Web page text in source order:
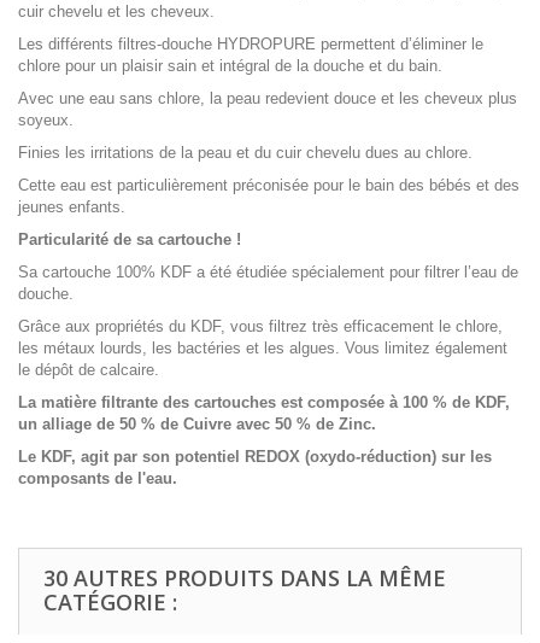
cuir chevelu et les cheveux.
Les différents filtres-douche HYDROPURE permettent d’éliminer le
chlore pour un plaisir sain et intégral de la douche et du bain.
Avec une eau sans chlore, la peau redevient douce et les cheveux plus
soyeux.
Finies les irritations de la peau et du cuir chevelu dues au chlore.
Cette eau est particulièrement préconisée pour le bain des bébés et des
jeunes enfants.
Particularité de sa cartouche !
Sa cartouche 100% KDF a été étudiée spécialement pour filtrer l’eau de
douche.
Grâce aux propriétés du KDF, vous filtrez très efficacement le chlore,
les métaux lourds, les bactéries et les algues. Vous limitez également
le dépôt de calcaire.
La matière filtrante des cartouches est composée à 100 % de KDF,
un alliage de 50 % de Cuivre avec 50 % de Zinc.
Le KDF, agit par son potentiel REDOX (oxydo-réduction) sur les
composants de l'eau.
30 AUTRES PRODUITS DANS LA MÊME
CATÉGORIE :